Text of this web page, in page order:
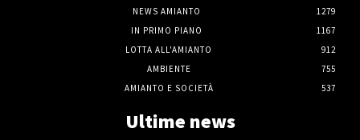
NEWS AMIANTO
1279
IN PRIMO PIANO
1167
LOTTA ALL'AMIANTO
912
AMBIENTE
755
AMIANTO E SOCIETÀ
537
Ultime news